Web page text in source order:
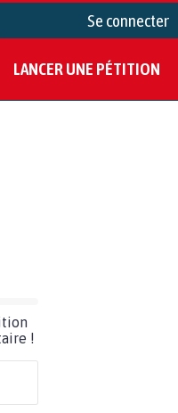
Se connecter
LANCER UNE PÉTITION
!